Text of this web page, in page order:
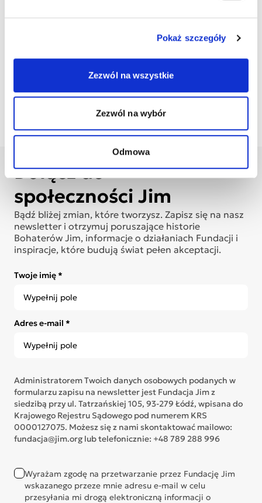
Pokaż szczegóły
Zezwól na wszystkie
Zezwól na wybór
Odmowa
Wydrukuj plakat
dziecka
do księgowej
Pobierz obrazek
na Facebook
Dołącz do
społeczności Jim
Bądź bliżej zmian, które tworzysz. Zapisz się na nasz
newsletter i otrzymuj poruszające historie
Bohaterów Jim, informacje o działaniach Fundacji i
inspiracje, które budują świat pełen akceptacji.
Twoje imię *
Adres e-mail *
Administratorem Twoich danych osobowych podanych w
formularzu zapisu na newsletter jest Fundacja Jim z
siedzibą przy ul. Tatrzańskiej 105, 93-279 Łódź, wpisana do
Krajowego Rejestru Sądowego pod numerem KRS
0000127075. Możesz się z nami skontaktować mailowo:
fundacja@jim.org lub telefonicznie: +48 789 288 996
Wyrażam zgodę na przetwarzanie przez Fundację Jim
wskazanego przeze mnie adresu e-mail w celu
przesyłania mi drogą elektroniczną informacji o